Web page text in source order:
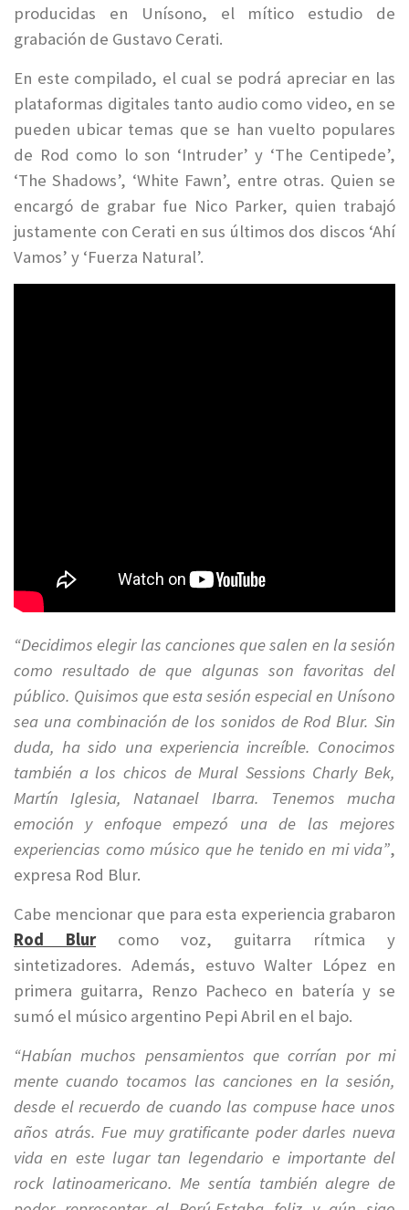
producidas en Unísono, el mítico estudio de
grabación de Gustavo Cerati.
En este compilado, el cual se podrá apreciar en las
plataformas digitales tanto audio como video, en se
pueden ubicar temas que se han vuelto populares
de Rod como lo son ‘Intruder’ y ‘The Centipede’,
‘The Shadows’, ‘White Fawn’, entre otras. Quien se
encargó de grabar fue Nico Parker, quien trabajó
justamente con Cerati en sus últimos dos discos ‘Ahí
Vamos’ y ‘Fuerza Natural’.
“Decidimos elegir las canciones que salen en la sesión
como resultado de que algunas son favoritas del
público. Quisimos que esta sesión especial en Unísono
sea una combinación de los sonidos de Rod Blur. Sin
duda, ha sido una experiencia increíble. Conocimos
también a los chicos de Mural Sessions Charly Bek,
Martín Iglesia, Natanael Ibarra. Tenemos mucha
emoción y enfoque empezó una de las mejores
experiencias como músico que he tenido en mi vida”,
expresa Rod Blur.
Cabe mencionar que para esta experiencia grabaron
Rod Blurcomo voz, guitarra rítmica y
sintetizadores. Además, estuvo Walter López en
primera guitarra, Renzo Pacheco en batería y se
sumó el músico argentino Pepi Abril en el bajo.
“Habían muchos pensamientos que corrían por mi
mente cuando tocamos las canciones en la sesión,
desde el recuerdo de cuando las compuse hace unos
años atrás. Fue muy gratificante poder darles nueva
vida en este lugar tan legendario e importante del
rock latinoamericano. Me sentía también alegre de